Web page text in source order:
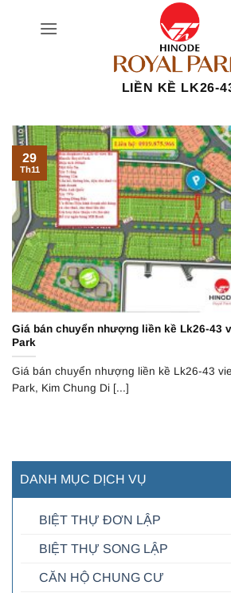
LIỀN KỀ LK26-
Giá bán chuyển nhượng liền kề Lk26-43
Park
Giá bán chuyển nhượng liền kề Lk26-43
Park, Kim Chung Di [...]
29
Th11
DANH MỤC DỊCH VỤ
BIỆT THỰ ĐƠN LẬP
BIỆT THỰ SONG LẬP
CĂN HỘ CHUNG CƯ